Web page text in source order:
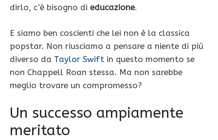
dirlo, c’è bisogno di educazione.
E siamo ben coscienti che lei non è la classica
popstar. Non riusciamo a pensare a niente di più
diverso da Taylor Swift in questo momento se
non Chappell Roan stessa. Ma non sarebbe
meglio trovare un compromesso?
Un successo ampiamente
meritato